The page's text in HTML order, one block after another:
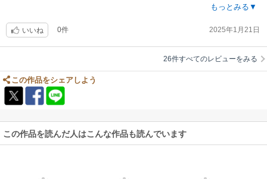
もっとみる▼
いいね 0件 2025年1月21日
26件すべてのレビューをみる
この作品をシェアしよう
この作品を読んだ人はこんな作品も読んでいます